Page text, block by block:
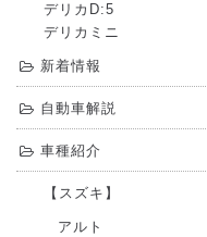
デリカD:5
デリカミニ
新着情報
自動車解説
車種紹介
【スズキ】
アルト